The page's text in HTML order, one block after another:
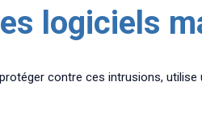
logiciels
contre ces intrusions,